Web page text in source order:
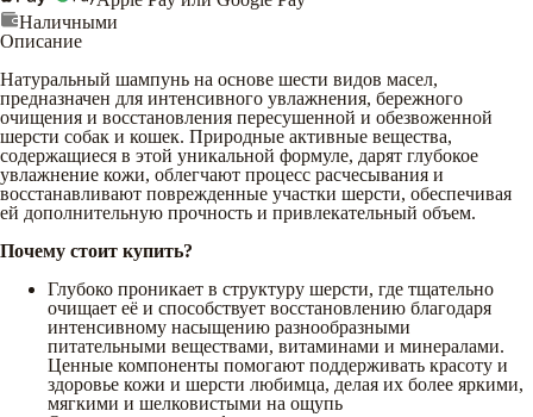
Наличными
Описание
Натуральный шампунь на основе шести видов масел,
предназначен для интенсивного увлажнения, бережного
очищения и восстановления пересушенной и обезвоженной
шерсти собак и кошек. Природные активные вещества,
содержащиеся в этой уникальной формуле, дарят глубокое
увлажнение кожи, облегчают процесс расчесывания и
восстанавливают поврежденные участки шерсти, обеспечивая
ей дополнительную прочность и привлекательный объем.
Почему стоит купить?
Глубоко проникает в структуру шерсти, где тщательно
очищает её и способствует восстановлению благодаря
интенсивному насыщению разнообразными
питательными веществами, витаминами и минералами.
Ценные компоненты помогают поддерживать красоту и
здоровье кожи и шерсти любимца, делая их более яркими,
мягкими и шелковистыми на ощупь